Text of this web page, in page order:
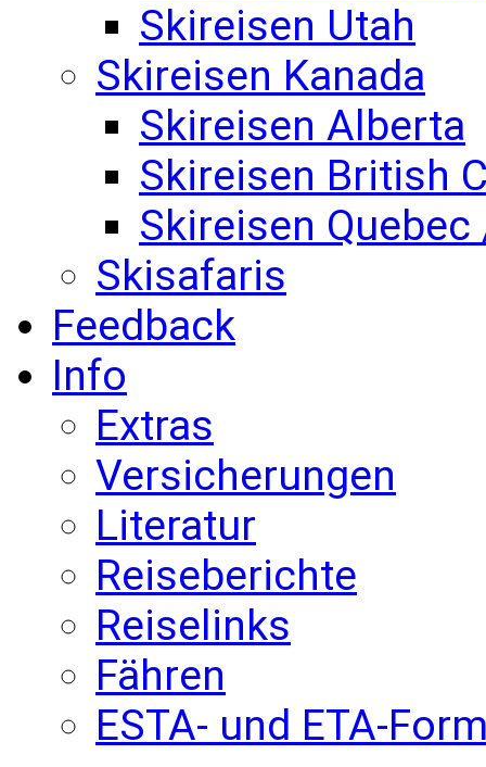
Skireisen Utah
Skireisen Kanada
Skireisen Alberta
Skireisen British
Skireisen
Skisafaris
Feedback
Info
Extras
Versicherungen
Literatur
Reiseberichte
Reiselinks
Fähren
ESTA- und ETA-